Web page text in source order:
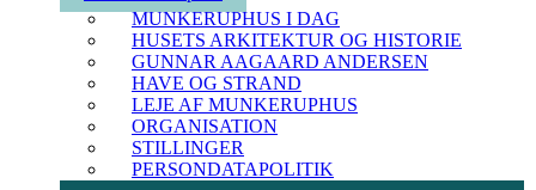
MUNKERUPHUS I DAG
HUSETS ARKITEKTUR OG HISTORIE
GUNNAR AAGAARD ANDERSEN
HAVE OG STRAND
LEJE AF MUNKERUPHUS
ORGANISATION
STILLINGER
PERSONDATAPOLITIK